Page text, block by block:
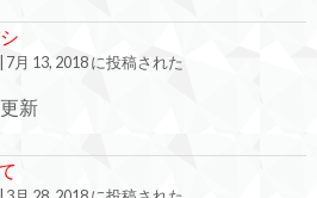
7月 13, 2018 に投稿された
新